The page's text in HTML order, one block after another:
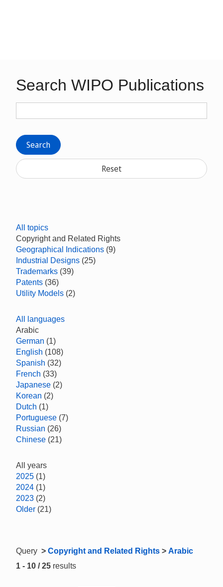
Search WIPO Publications
Search
Reset
All topics
Copyright and Related Rights
Geographical Indications (9)
Industrial Designs (25)
Trademarks (39)
Patents (36)
Utility Models (2)
All languages
Arabic
German (1)
English (108)
Spanish (32)
French (33)
Japanese (2)
Korean (2)
Dutch (1)
Portuguese (7)
Russian (26)
Chinese (21)
All years
2025 (1)
2024 (1)
2023 (2)
Older (21)
Query > Copyright and Related Rights > Arabic
1 - 10 / 25 results